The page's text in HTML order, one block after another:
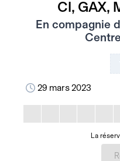
CI, GAX,
En compagnie
29 mars 2023
La